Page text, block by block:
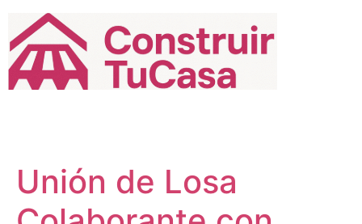
contenido
Unión de Losa